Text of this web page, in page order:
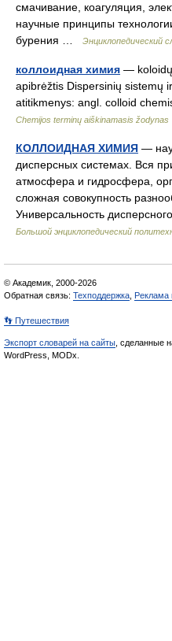
смачивание, коагуляция,
научные принципы
бурения …
Энциклопедический
коллоидная химия — koloidų
apibrėžtis Dispersinių sistemų
atitikmenys: angl. colloid
Chemijos terminų aiškinamasis žodynas
КОЛЛОИДНАЯ ХИМИЯ —
дисперсных системах. Вся
атмосфера и гидросфера,
сложная совокупность
Универсальность
Большой энциклопедический
© Академик, 2000-2026
Обратная связь: Техподдержка Реклама
👣 Путешествия
Экспорт словарей на сайты , сделанные
WordPress, MODx.